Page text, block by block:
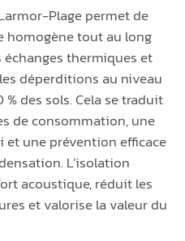
Plage permet de
homogène tout au long
échanges thermiques et
déperditions au niveau
des sols. Cela se traduit
de consommation, une
une prévention efficace
L’isolation
acoustique, réduit les
et valorise la valeur du